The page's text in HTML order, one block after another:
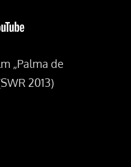
„Palma de
2013)